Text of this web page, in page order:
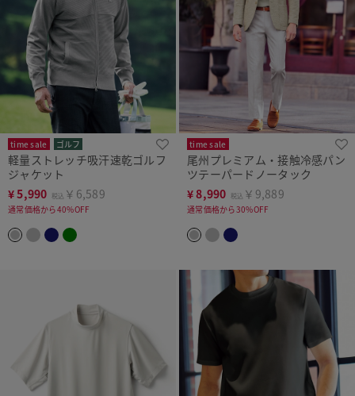
time sale ゴルフ
軽量ストレッチ吸汗速乾ゴルフ
ジャケット
¥5,990 税込 ￥6,589
通常価格から40%OFF
time sale
尾州プレミアム・接触冷感パン
ツテーパードノータック
¥8,990 税込 ￥9,889
通常価格から30%OFF